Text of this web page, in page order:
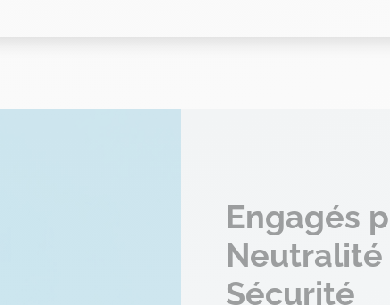
Engagés
Neutralité
Sécurité